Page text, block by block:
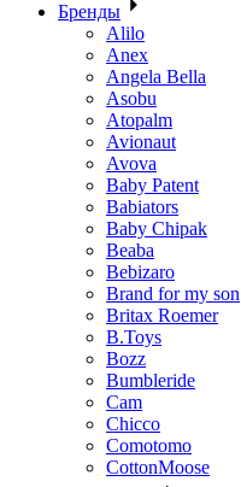
Бренды
Alilo
Anex
Angela Bella
Asobu
Atopalm
Avionaut
Avova
Baby Patent
Babiators
Baby Chipak
Beaba
Bebizaro
Brand for my son
Britax Roemer
B.Toys
Bozz
Bumbleride
Cam
Chicco
Comotomo
CottonMoose